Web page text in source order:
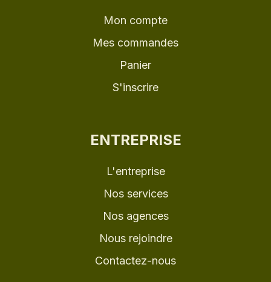
Mon compte
Mes commandes
Panier
S'inscrire
ENTREPRISE
L'entreprise
Nos services
Nos agences
Nous rejoindre
Contactez-nous